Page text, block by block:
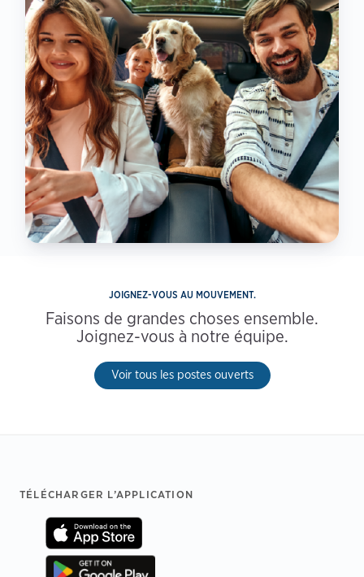
JOIGNEZ-VOUS AU MOUVEMENT.
Faisons de grandes choses ensemble.
Joignez-vous à notre équipe.
Voir tous les postes ouverts
Footer
TÉLÉCHARGER L’APPLICATION